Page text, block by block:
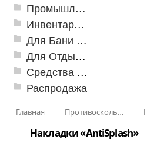
Промышленный текстиль
Инвентарь для клининга
Для Бани и Сауны
Для Отдыха и Пикника
Средства от насекомых и садовых вредителей
Распродажа
Главная Противоскользящая защита для лестниц, профили, ленты
Накладки «AntiSplash»